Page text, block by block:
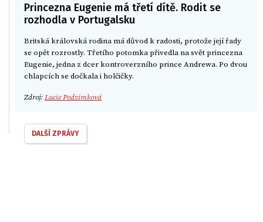
Princezna Eugenie má třetí dítě. Rodit se
rozhodla v Portugalsku
Britská královská rodina má důvod k radosti, protože její řady
se opět rozrostly. Třetího potomka přivedla na svět princezna
Eugenie, jedna z dcer kontroverzního prince Andrewa. Po dvou
chlapcích se dočkala i holčičky.
Zdroj:Lucie Podzimková
DALŠÍ ZPRÁVY